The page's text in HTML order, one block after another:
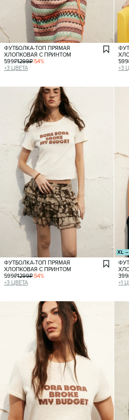
ФУТБОЛКА-ТОП ПРЯМАЯ
ХЛОПКОВАЯ С ПРИНТОМ
599₽1299₽-54%
+3 ЦВЕТА
599
+3
ФУТБОЛКА-ТОП ПРЯМАЯ
ХЛОПКОВАЯ С ПРИНТОМ
599₽1299₽-54%
+3 ЦВЕТА
XL
399
+1